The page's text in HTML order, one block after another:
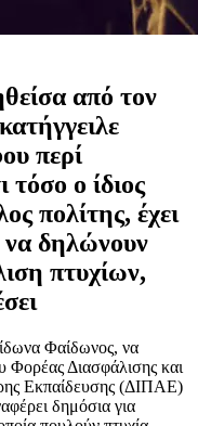
από τον
περί
τόσο ο ίδιος
πολίτης, έχει
να δηλώνουν
πτυχίων,
Φαίδωνος, να
Φορέας Διασφάλισης και
Εκπαίδευσης (ΔΙΠΑΕ)
δημόσια για